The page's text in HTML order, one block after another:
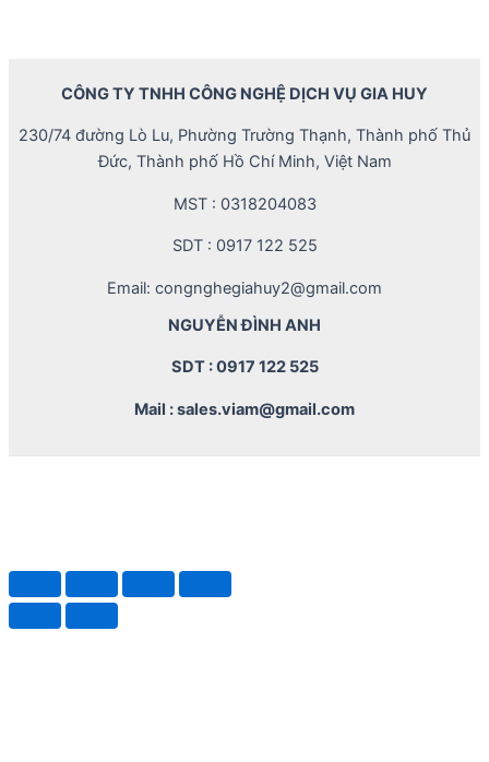
CÔNG TY TNHH CÔNG NGHỆ DỊCH VỤ GIA HUY
230/74 đường Lò Lu, Phường Trường Thạnh, Thành phố Thủ
Đức, Thành phố Hồ Chí Minh, Việt Nam
MST : 0318204083
SDT : 0917 122 525
Email: congnghegiahuy2@gmail.com
NGUYỄN ĐÌNH ANH
SDT : 0917 122 525
Mail : sales.viam@gmail.com